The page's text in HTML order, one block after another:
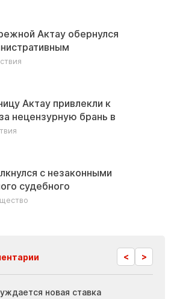
Актау обернулся
Актау привлекли к
нецензурную брань в
с незаконными
судебного
< >
новая ставка